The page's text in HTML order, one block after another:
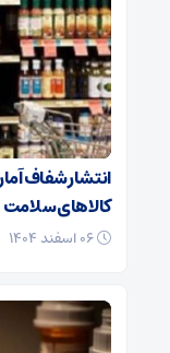
انتشار شفاف
کالاهای سلامت